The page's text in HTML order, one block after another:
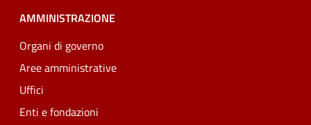
AMMINISTRAZIONE
Organi di governo
Aree amministrative
Uffici
Enti e fondazioni